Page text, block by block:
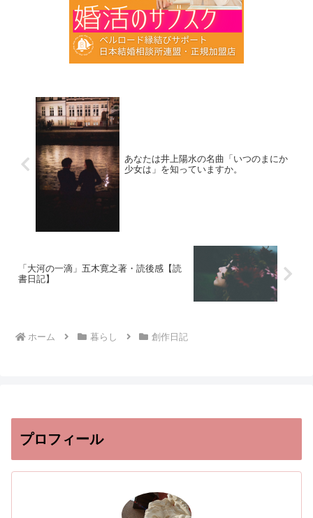
あなたは井上陽水の名曲「いつのまにか
少女は」を知っていますか。
「大河の一滴」五木寛之著・読後感【読
書日記】
ホーム 暮らし 創作日記
プロフィール